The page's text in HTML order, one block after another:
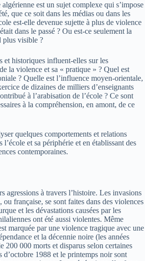
est un sujet complexe qui s’impose
que ce soit dans les médias ou dans les
est-elle devenue sujette à plus de violence
dans le passé ? Ou est-ce seulement la
plus visible ?
et historiques influent-elles sur les
la violence et sa « pratique » ? Quel est
? Quelle est l’influence moyen-orientale,
de dizaines de milliers d’enseignants
à l’arabisation de l’école ? Ce sont
à la compréhension, en amont, de ce
quelques comportements et relations
et sa périphérie et en établissant des
contemporaines.
agressions à travers l’histoire. Les invasions
française, se sont faites dans des violences
et les dévastations causées par les
ont été aussi violentes. Même
marquée par une violence tragique avec une
et la décennie noire (les années
200 000 morts et disparus selon certaines
d’octobre 1988 et le printemps noir sont